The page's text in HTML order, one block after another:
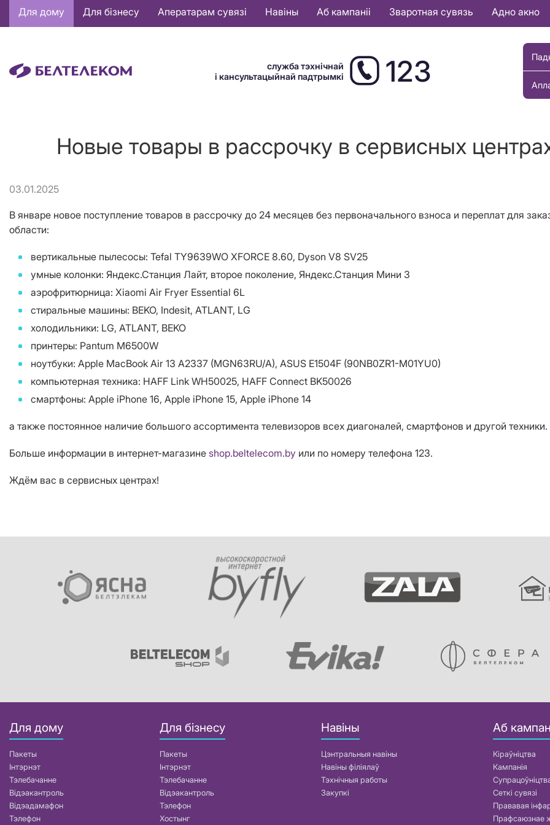
Основная
навигация
Для дому Для бізнесу Аператарам сувязі Навіны Аб кампаніі Зваротная сувязь Адно акно
служба тэхнічнай
і кансультацыйнай падтрымкі
123
Новые товары в рассрочку в сервисных
03.01.2025
В январе новое поступление товаров в рассрочку до 24 месяцев без первоначального взноса и переплат для
области:
вертикальные пылесосы: Tefal TY9639WO XFORCE 8.60, Dyson V8 SV25
умные колонки: Яндекс.Станция Лайт, второе поколение, Яндекс.Станция Мини 3
аэрофритюрница: Xiaomi Air Fryer Essential 6L
стиральные машины: BEKO, Indesit, ATLANT, LG
холодильники: LG, ATLANT, BEKO
принтеры: Pantum M6500W
ноутбуки: Apple MacBook Air 13 A2337 (MGN63RU/A), ASUS E1504F (90NB0ZR1-M01YU0)
компьютерная техника: HAFF Link WH50025, HAFF Connect BK50026
смартфоны: Apple iPhone 16, Apple iPhone 15, Apple iPhone 14
а также постоянное наличие большого ассортимента телевизоров всех диагоналей, смартфонов и другой техники.
Больше информации в интернет-магазине shop.beltelecom.by или по номеру телефона 123.
Ждём вас в сервисных центрах!
Для дому
Пакеты
Інтэрнэт
Тэлебачанне
Відэакантроль
Відэадамафон
Тэлефон
Для бізнесу
Пакеты
Інтэрнэт
Тэлебачанне
Відэакантроль
Тэлефон
Хостынг
Навіны
Цэнтральныя навіны
Навіны філіялаў
Тэхнічныя работы
Закупкі
Аб
Кіраўніцтва
Кампанія
Сеткі сувязі
Прававая
Прафсаюзнае